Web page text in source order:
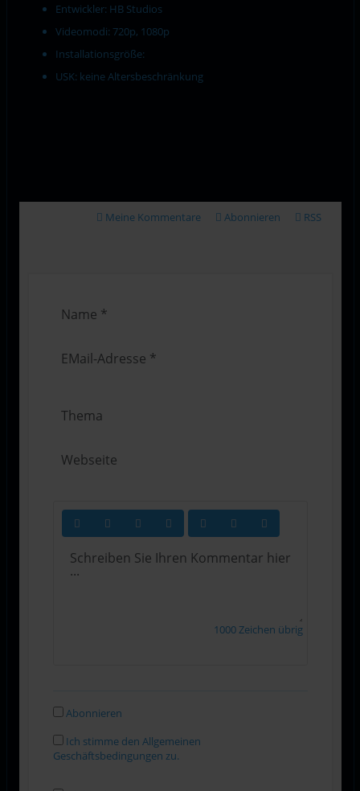
Entwickler: HB Studios
Videomodi: 720p, 1080p
Installationsgröße:
USK: keine Altersbeschränkung
Meine Kommentare Abonnieren RSS
1000Zeichen übrig
Abonnieren
Ich stimme den Allgemeinen
Geschäftsbedingungen zu.